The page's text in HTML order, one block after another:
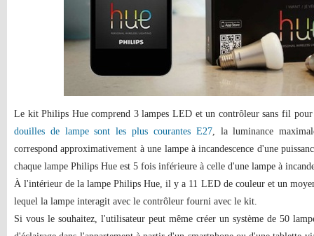
Le kit Philips Hue comprend 3 lampes LED et un contrôleur sans fil
douilles de lampe sont les plus courantes E27, la luminance
correspond approximativement à une lampe à incandescence d'une
chaque lampe Philips Hue est 5 fois inférieure à celle d'une lampe à
À l'intérieur de la lampe Philips Hue, il y a 11 LED de couleur et un
lequel la lampe interagit avec le contrôleur fourni avec le kit.
Si vous le souhaitez, l'utilisateur peut même créer un système de 50